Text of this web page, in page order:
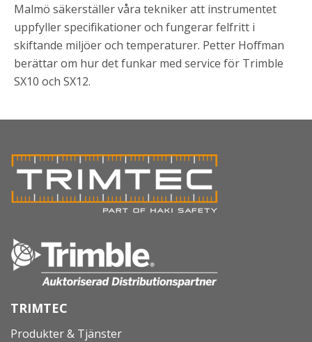
Malmö säkerställer våra tekniker att instrumentet
uppfyller specifikationer och fungerar felfritt i
skiftande miljöer och temperaturer. Petter Hoffman
berättar om hur det funkar med service för Trimble
SX10 och SX12.
TRIMTEC
Produkter & Tjänster